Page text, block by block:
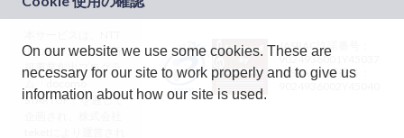
ドコモグループの新
規事業創出プログラ
ム「docomo
STARTUP」を通じて
JASRAC許諾番号：
9024936001Y45037
JASRAC許諾番号：
On our website we use some cookies. These are
necessary for our site to work properly and to give us
information about how our site is used.